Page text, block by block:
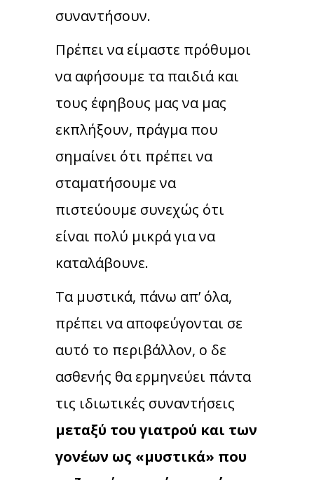
συναντήσουν.
Πρέπει να είμαστε πρόθυμοι
να αφήσουμε τα παιδιά και
τους έφηβους μας να μας
εκπλήξουν, πράγμα που
σημαίνει ότι πρέπει να
σταματήσουμε να
πιστεύουμε συνεχώς ότι
είναι πολύ μικρά για να
καταλάβουνε.
Τα μυστικά, πάνω απ’ όλα,
πρέπει να αποφεύγονται σε
αυτό το περιβάλλον, ο δε
ασθενής θα ερμηνεύει πάντα
τις ιδιωτικές συναντήσεις
μεταξύ του γιατρού και των
γονέων ως «μυστικά» που